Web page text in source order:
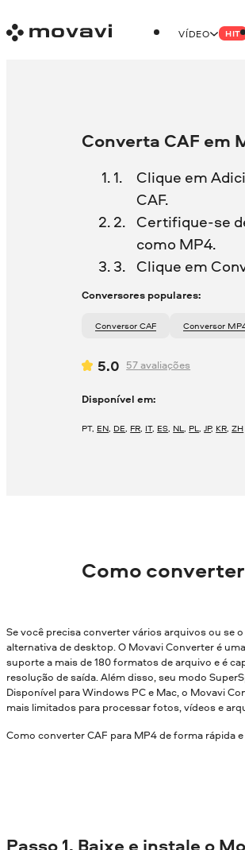
VÍDEO HIT
Converta CAF em
Clique em
CAF.
Certifique-se
como MP4.
Clique em
Conversores populares:
Conversor CAF Conversor
5.0 57 avaliações
Disponível em:
PT, EN, DE, FR, IT, ES, NL, PL,JP, KR,ZH
Como
Se você precisa converter vários arquivos ou se
alternativa de desktop. O Movavi Converter é
suporte a mais de 180 formatos de arquivo e é
resolução de saída. Além disso, seu modo
Disponível para Windows PC e Mac, o Movavi
mais limitados para processar fotos, vídeos e
Como converter CAF para MP4 de forma rápida